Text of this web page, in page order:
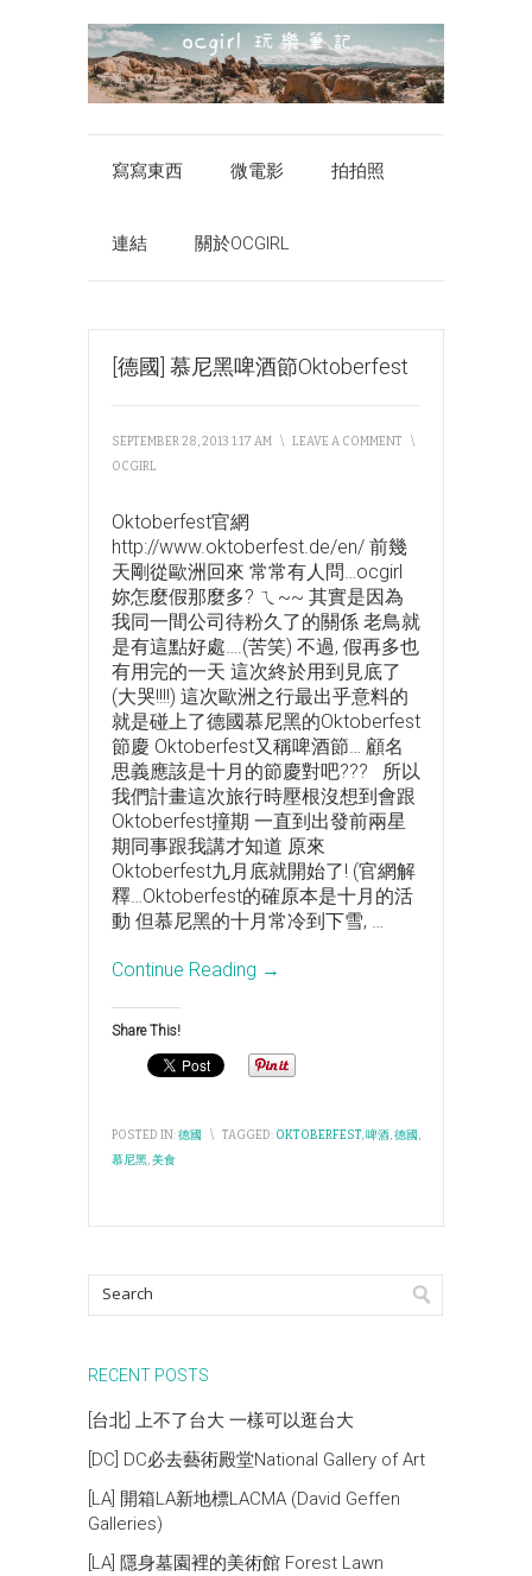
寫寫東西 微電影 拍拍照
連結 關於OCGIRL
[德國] 慕尼黑啤酒節Oktoberfest
SEPTEMBER 28, 2013 1:17 AM \ LEAVE A COMMENT
\
OCGIRL
Oktoberfest官網
http://www.oktoberfest.de/en/ 前幾
天剛從歐洲回來 常常有人問…ocgirl
妳怎麼假那麼多? ㄟ~~ 其實是因為
我同一間公司待粉久了的關係 老鳥就
是有這點好處….(苦笑) 不過, 假再多也
有用完的一天 這次終於用到見底了
(大哭!!!!) 這次歐洲之行最出乎意料的
就是碰上了德國慕尼黑的Oktoberfest
節慶 Oktoberfest又稱啤酒節… 顧名
思義應該是十月的節慶對吧??? 所以
我們計畫這次旅行時壓根沒想到會跟
Oktoberfest撞期 一直到出發前兩星
期同事跟我講才知道 原來
Oktoberfest九月底就開始了! (官網解
釋…Oktoberfest的確原本是十月的活
動 但慕尼黑的十月常冷到下雪, …
Continue Reading →
Share This!
POSTED IN:德國 \ TAGGED: OKTOBERFEST,啤酒,德國,
慕尼黑,美食
RECENT POSTS
[台北] 上不了台大 一樣可以逛台大
[DC] DC必去藝術殿堂National Gallery of Art
[LA] 開箱LA新地標LACMA (David Geffen
Galleries)
[LA] 隱身墓園裡的美術館 Forest Lawn